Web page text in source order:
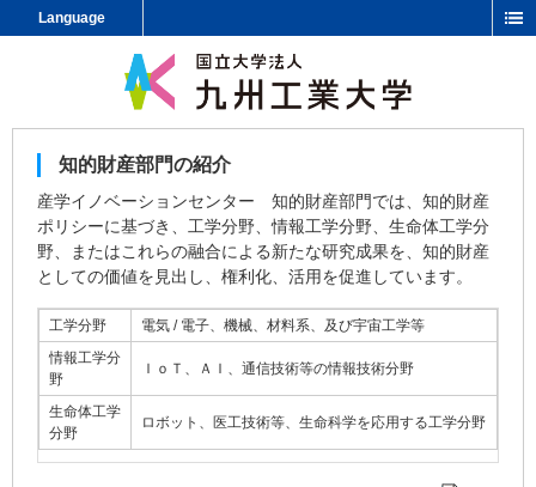
Language
知的財産部門の紹介
産学イノベーションセンター 知的財産部門では、知的財産
ポリシーに基づき、工学分野、情報工学分野、生命体工学分
野、またはこれらの融合による新たな研究成果を、知的財産
としての価値を見出し、権利化、活用を促進しています。
工学分野
電気 / 電子、機械、材料系、及び宇宙工学等
情報工学分
野
ＩｏＴ、ＡＩ、通信技術等の情報技術分野
生命体工学
分野
ロボット、医工技術等、生命科学を応用する工学分野